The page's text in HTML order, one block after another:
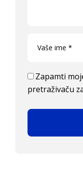
Zapamti
pretraživaču